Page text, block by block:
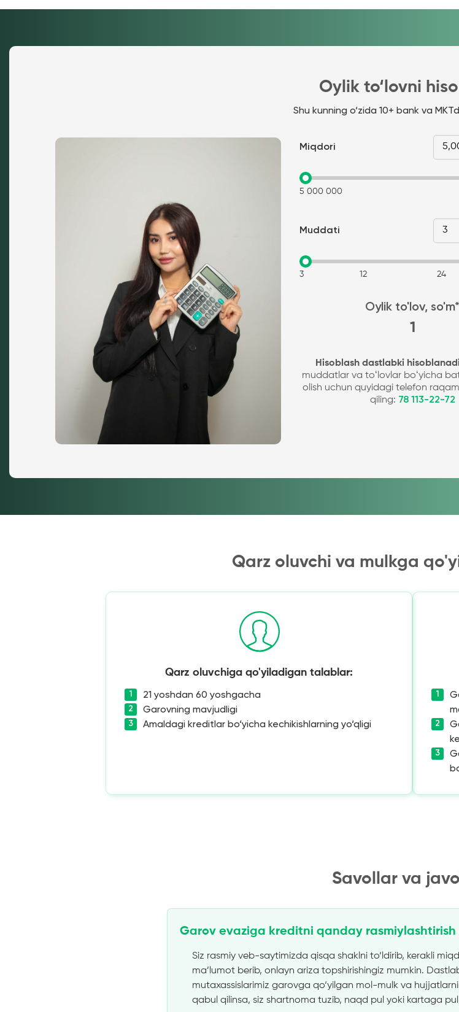
Oylik to‘lovni
Shu kunning o‘zida 10+ bank va
Miqdori
5 000 000
Muddati
3 12 24
Oylik to'lov, so'm*
1
Hisoblash dastlabki
muddatlar va toʻlovlar boʻyicha
olish uchun quyidagi telefon
qiling: 78 113-22-72
Qarz oluvchi va mulkga
Qarz oluvchiga qo'yiladigan talablar:
21 yoshdan 60 yoshgacha
Garovning mavjudligi
Amaldagi kreditlar bo‘yicha kechikishlarning yo‘qligi
Savollar va
Garov evaziga kreditni qanday rasmiylashtirish
Siz rasmiy veb-saytimizda qisqa shaklni to‘ldirib, kerakli
ma’lumot berib, onlayn ariza topshirishingiz mumkin.
mutaxassislarimiz garovga qo‘yilgan mol-mulk va
qabul qilinsa, siz shartnoma tuzib, naqd pul yoki kartaga pul